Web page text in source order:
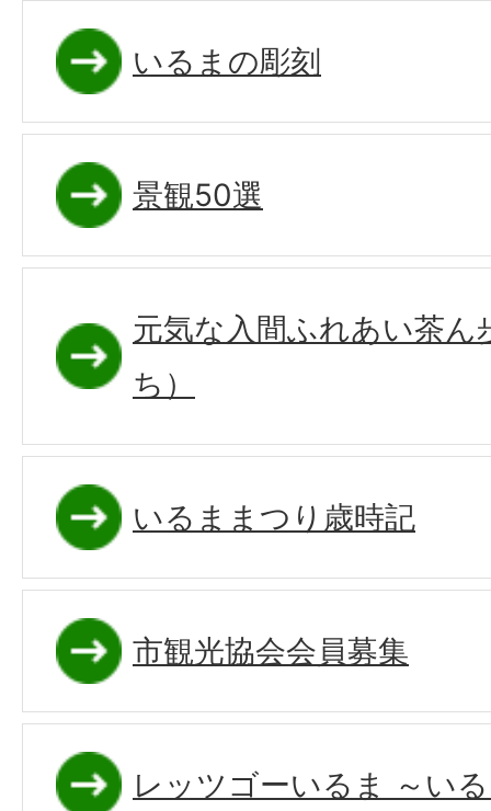
いるまの彫刻
景観50選
元気な入間ふれあい茶ん
ち）
いるままつり歳時記
市観光協会会員募集
レッツゴーいるま ～い